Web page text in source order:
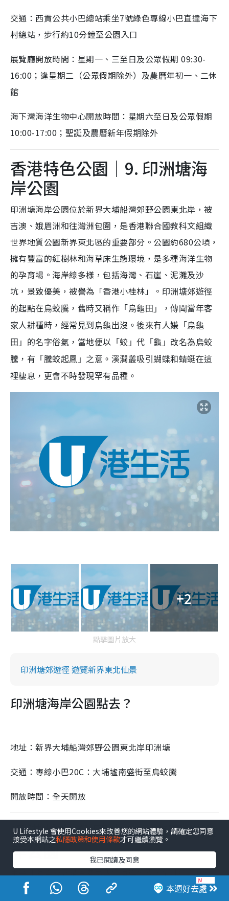
交通：西貢公共小巴總站乘坐7號綠色專線小巴直達海下
村總站，步行約10分鐘至公園入口
展覽廳開放時間：星期一、三至日及公眾假期 09:30-
16:00；逢星期二（公眾假期除外）及農曆年初一、二休
館
海下灣海洋生物中心開放時間：星期六至日及公眾假期
10:00-17:00； 聖誕及農曆新年假期除外
香港特色公園｜9. 印洲塘海
岸公園
印洲塘海岸公園位於新界大埔船灣郊野公園東北岸，被
吉澳、娥眉洲和往灣洲包圍，是香港聯合國教科文組織
世界地質公園新界東北區的重要部分。公園約680公頃，
擁有豐富的紅樹林和海草床生態環境，是多種海洋生物
的孕育場。海岸線多樣，包括海灣、石崖、泥灘及沙
坑，景致優美，被譽為「香港小桂林」。 印洲塘郊遊徑
的起點在烏蛟騰，舊時又稱作「烏龜田」，傳聞當年客
家人耕種時，經常見到烏龜出沒。後來有人嫌「烏龜
田」的名字俗氣，當地便以「蛟」代「龜」改名為烏蛟
騰，有「騰蛟起鳳」之意。溪澗叢吸引蝴蝶和蜻蜓在這
裡棲息，更會不時發現罕有品種。
+2
點擊圖片放大
印洲塘郊遊徑 遊覽新界東北仙景
印洲塘海岸公園點去？
地址：新界大埔船灣郊野公園東北岸印洲塘
交通：專線小巴20C：大埔墟南盛街至烏蛟騰
開放時間：全天開放
香港特色公園｜10. 東平洲海
岸公園
東平洲海岸公園是香港第四個海岸公園，佔地約270公
頃，位於離島東北部的東平洲，是聯合國教科文組織世
本週好去處
U Lifestyle 會使用Cookies來改善您的網站體驗，請確定您同意
接受本網站之私隱政策和使用條款才可繼續瀏覽。
我已閱讀及同意